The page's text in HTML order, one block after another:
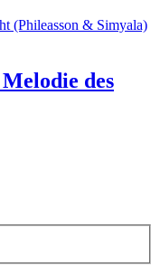
(Phileasson & Simyala)
des